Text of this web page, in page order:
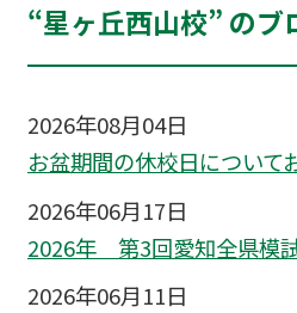
“星ヶ丘西山校” のブ
2026年08月04日
お盆期間の休校日について
2026年06月17日
2026年 第3回愛知全県模
2026年06月11日